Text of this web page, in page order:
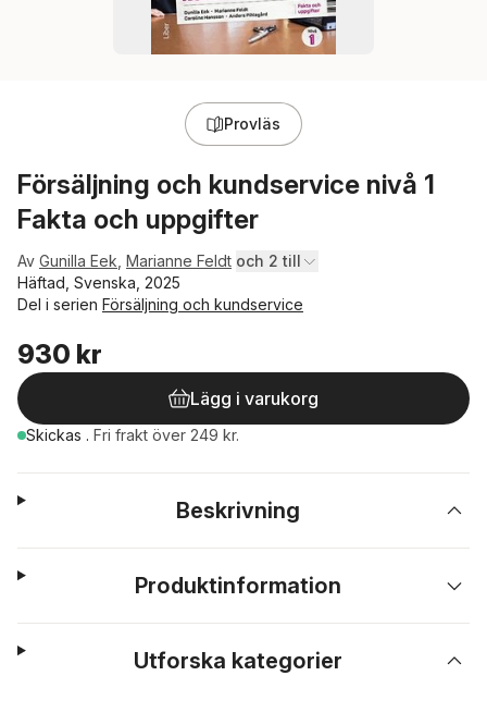
Provläs
Försäljning och kundservice nivå 1
Fakta och uppgifter
Av Gunilla Eek Marianne Feldt och 2 till
Häftad, Svenska, 2025
Del i serien Försäljning och kundservice
930 kr
Lägg i varukorg
Skickas . Fri frakt över 249 kr.
Beskrivning
Produktinformation
Utforska kategorier